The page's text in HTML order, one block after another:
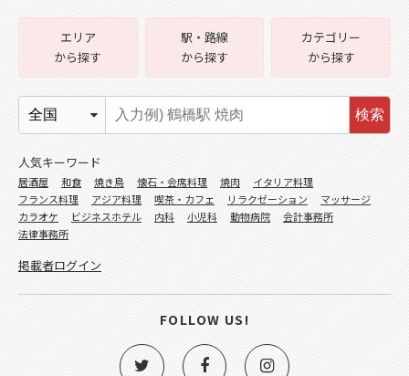
エリア
から探す
駅・路線
から探す
カテゴリー
から探す
検索
人気キーワード
居酒屋 和食 焼き鳥 懐石・会席料理 焼肉
イタリア料理
フランス料理
アジア料理 喫茶・カフェ リラクゼーション
マッサージ
カラオケ
ビジネスホテル 内科 小児科 動物病院
会計事務所
法律事務所
掲載者ログイン
FOLLOW US!